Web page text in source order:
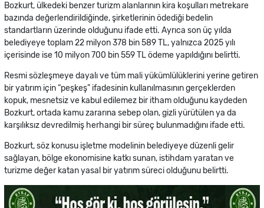
Bozkurt, ülkedeki benzer turizm alanlarının kira koşulları metrekare
bazında değerlendirildiğinde, şirketlerinin ödediği bedelin
standartların üzerinde olduğunu ifade etti. Ayrıca son üç yılda
belediyeye toplam 22 milyon 378 bin 589 TL, yalnızca 2025 yılı
içerisinde ise 10 milyon 700 bin 559 TL ödeme yapıldığını belirtti.
Resmi sözleşmeye dayalı ve tüm mali yükümlülüklerini yerine getiren
bir yatırım için “peşkeş” ifadesinin kullanılmasının gerçeklerden
kopuk, mesnetsiz ve kabul edilemez bir itham olduğunu kaydeden
Bozkurt, ortada kamu zararına sebep olan, gizli yürütülen ya da
karşılıksız devredilmiş herhangi bir süreç bulunmadığını ifade etti.
Bozkurt, söz konusu işletme modelinin belediyeye düzenli gelir
sağlayan, bölge ekonomisine katkı sunan, istihdam yaratan ve
turizme değer katan yasal bir yatırım süreci olduğunu belirtti.